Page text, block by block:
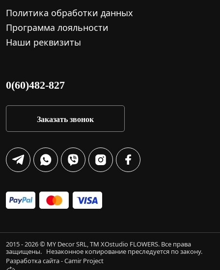
Политика обработки данных
Программа лояльности
Наши реквизиты
0(60)482-827
Заказать звонок
2015 - 2026 © MY Decor SRL, TM XOstudio FLOWERS. Все права
защищены. Незаконное копирование преследуется по закону.
Разработка сайта - Camir Project